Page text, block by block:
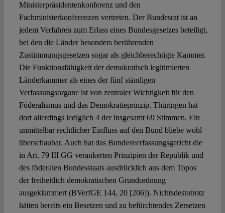
Ministerpräsidentenkonferenz und den
Fachministerkonferenzen vertreten. Der Bundesrat ist an
jedem Verfahren zum Erlass eines Bundesgesetzes beteiligt,
bei den die Länder besonders berührenden
Zustimmungsgesetzen sogar als gleichberechtigte Kammer.
Die Funktionsfähigkeit der demokratisch legitimierten
Länderkammer als eines der fünf ständigen
Verfassungsorgane ist von zentraler Wichtigkeit für den
Föderalismus und das Demokratieprinzip. Thüringen hat
dort allerdings lediglich 4 der insgesamt 69 Stimmen. Ein
unmittelbar rechtlicher Einfluss auf den Bund bliebe wohl
überschaubar. Auch hat das Bundesverfassungsgericht die
in Art. 79 III GG verankerten Prinzipien der Republik und
des föderalen Bundesstaats ausdrücklich aus dem Topos
der freiheitlich demokratischen Grundordnung
ausgeklammert (BVerfGE 144, 20 [206]). Nichtsdestotrotz
hätten bereits ein Besetzen und zu befürchtendes Zersetzen